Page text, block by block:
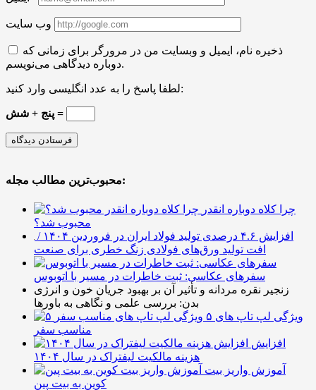
وب سایت
ذخیره نام، ایمیل و وبسایت من در مرورگر برای زمانی که
دوباره دیدگاهی می‌نویسم.
لطفا پاسخ را به عدد انگلیسی وارد کنید:
پنج + شش =
محبوب‌ترین مطالب مجله:
چرا کلاه دوباره انقدر
محبوب شد؟
افزایش ۴.۶ درصدی تولید فولاد ایران در فروردین ۱۴۰۴ /
افت تولید ورق‌های فولادی زنگ خطری برای صنعت
سفرهای عکاسی: ثبت خاطرات در مسیر با اتوبوس
زنجیر نقره مردانه و تأثیر آن بر بهبود جریان خون و انرژی
بدن: بررسی علمی و نگاهی به باورها
۵ ویژگی لپ تاپ های
مناسب سفر
افزایش
هزینه مالکیت لیفتراک در سال ۱۴۰۴
آموزش واریز بیت
کوین به بیت پین